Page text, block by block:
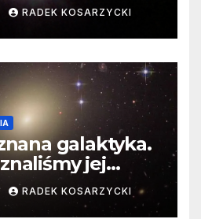
RADEK KOSARZYCKI
galaktyka.
jej
RADEK KOSARZYCKI